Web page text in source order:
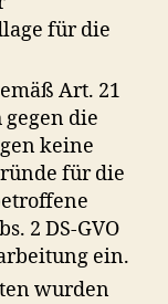
für die
Art. 21
gegen die
keine
für die
2 DS-GVO
ein.
wurden